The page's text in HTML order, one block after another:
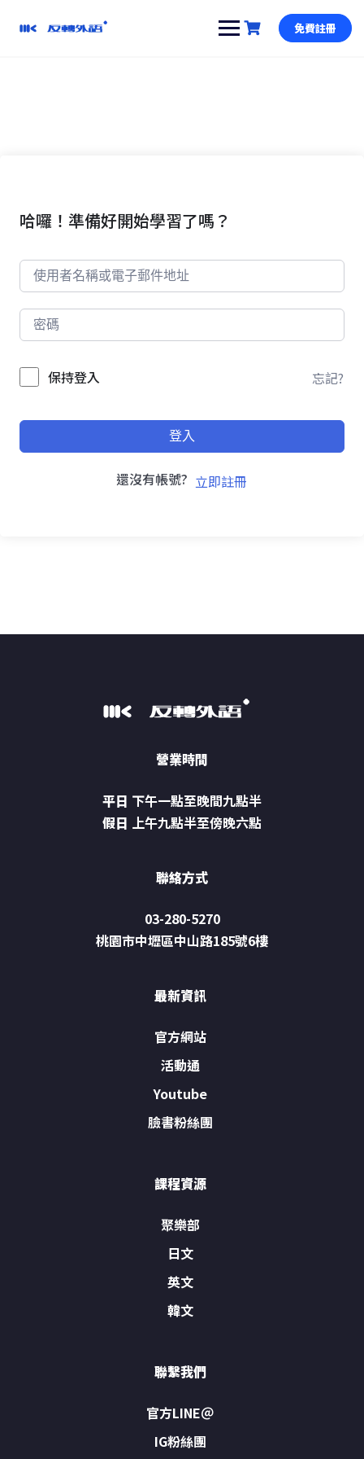
免費註冊
哈囉！準備好開始學習了嗎？
保持登入 忘記?
登入
還沒有帳號? 立即註冊
營業時間
平日 下午一點至晚間九點半
假日 上午九點半至傍晚六點
聯絡方式
03-280-5270
桃園市中壢區中山路185號6樓
最新資訊
官方網站
活動通
Youtube
臉書粉絲團
課程資源
聚樂部
日文
英文
韓文
聯繫我們
官方LINE＠
IG粉絲團